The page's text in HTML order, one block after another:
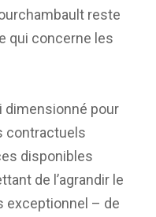
reste
qui concerne les
dimensionné pour
contractuels
disponibles
de l’agrandir le
exceptionnel – de